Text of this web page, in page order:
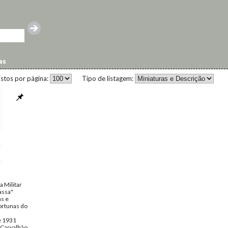
Tipo de listagem:
por página:
Militar
e
do
1931